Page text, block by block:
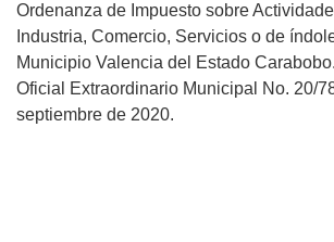
Ordenanza de Impuesto sobre
Industria, Comercio, Servicios o de
Municipio Valencia del Estado
Oficial Extraordinario Municipal No. 20/
septiembre de 2020.